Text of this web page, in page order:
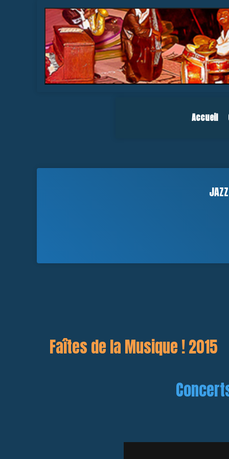
Accueil
Faîtes de la Musique ! 2015